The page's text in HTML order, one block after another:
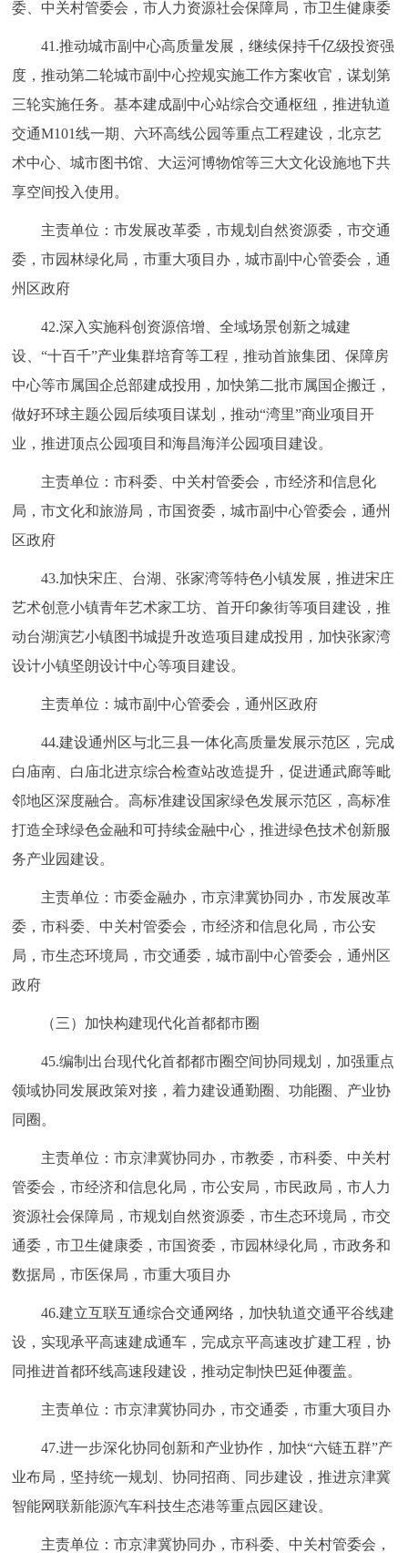
委、中关村管委会，市人力资源社会保障局，市卫生健康委
41.推动城市副中心高质量发展，继续保持千亿级投资强
度，推动第二轮城市副中心控规实施工作方案收官，谋划第
三轮实施任务。基本建成副中心站综合交通枢纽，推进轨道
交通M101线一期、六环高线公园等重点工程建设，北京艺
术中心、城市图书馆、大运河博物馆等三大文化设施地下共
享空间投入使用。
主责单位：市发展改革委，市规划自然资源委，市交通
委，市园林绿化局，市重大项目办，城市副中心管委会，通
州区政府
42.深入实施科创资源倍增、全域场景创新之城建
设、“十百千”产业集群培育等工程，推动首旅集团、保障房
中心等市属国企总部建成投用，加快第二批市属国企搬迁，
做好环球主题公园后续项目谋划，推动“湾里”商业项目开
业，推进顶点公园项目和海昌海洋公园项目建设。
主责单位：市科委、中关村管委会，市经济和信息化
局，市文化和旅游局，市国资委，城市副中心管委会，通州
区政府
43.加快宋庄、台湖、张家湾等特色小镇发展，推进宋庄
艺术创意小镇青年艺术家工坊、首开印象街等项目建设，推
动台湖演艺小镇图书城提升改造项目建成投用，加快张家湾
设计小镇坚朗设计中心等项目建设。
主责单位：城市副中心管委会，通州区政府
44.建设通州区与北三县一体化高质量发展示范区，完成
白庙南、白庙北进京综合检查站改造提升，促进通武廊等毗
邻地区深度融合。高标准建设国家绿色发展示范区，高标准
打造全球绿色金融和可持续金融中心，推进绿色技术创新服
务产业园建设。
主责单位：市委金融办，市京津冀协同办，市发展改革
委，市科委、中关村管委会，市经济和信息化局，市公安
局，市生态环境局，市交通委，城市副中心管委会，通州区
政府
（三）加快构建现代化首都都市圈
45.编制出台现代化首都都市圈空间协同规划，加强重点
领域协同发展政策对接，着力建设通勤圈、功能圈、产业协
同圈。
主责单位：市京津冀协同办，市教委，市科委、中关村
管委会，市经济和信息化局，市公安局，市民政局，市人力
资源社会保障局，市规划自然资源委，市生态环境局，市交
通委，市卫生健康委，市国资委，市园林绿化局，市政务和
数据局，市医保局，市重大项目办
46.建立互联互通综合交通网络，加快轨道交通平谷线建
设，实现承平高速建成通车，完成京平高速改扩建工程，协
同推进首都环线高速段建设，推动定制快巴延伸覆盖。
主责单位：市京津冀协同办，市交通委，市重大项目办
47.进一步深化协同创新和产业协作，加快“六链五群”产
业布局，坚持统一规划、协同招商、同步建设，推进京津冀
智能网联新能源汽车科技生态港等重点园区建设。
主责单位：市京津冀协同办，市科委、中关村管委会，